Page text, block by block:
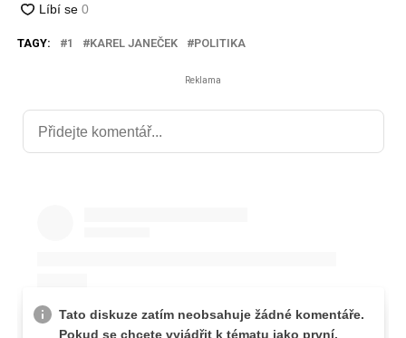
TAGY: 1 KAREL JANEČEK POLITIKA
Reklama